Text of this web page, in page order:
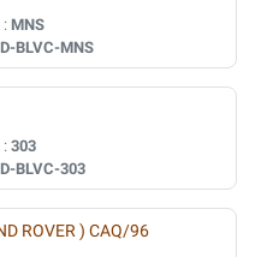
: MNS
BLVC-MNS
: 303
BLVC-303
ROVER ) CAQ/96